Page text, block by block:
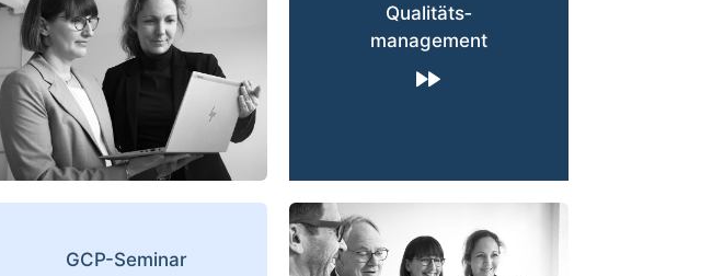
Qualitäts­
management
GCP-Seminar